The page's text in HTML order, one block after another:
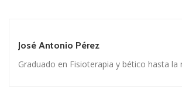
José Antonio Pérez
Graduado en Fisioterapia y bético hasta la